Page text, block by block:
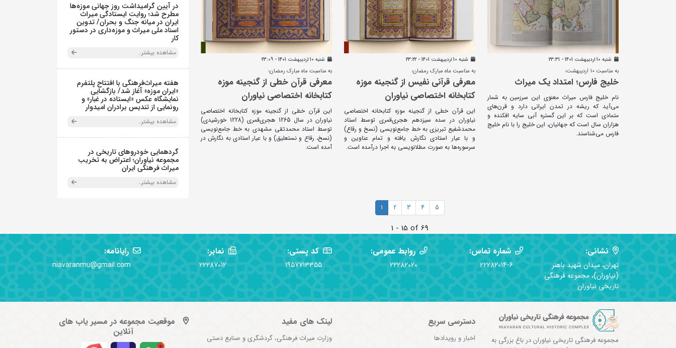
شنبه 10 ارديبهشت 1401 - 23:31
به مناسبت 10 اردیبهشت؛
خلیج فارس؛ امتداد یک میراث
نام خلیج فارس میراث معنوی این سرزمین به شمار
می‌آید که ریشه در تمدن ایرانی دارد و قرن‌های
متمادی است که بر این گستره آبی سایه افکنده و
هزاران سال است که جهانیان، این خلیج را با نام خلیج
فارس می‌شناسند.
شنبه 10 ارديبهشت 1401 - 23:22
به مناسبت ماه مبارک رمضان؛
معرفی قرآنی نفیس از گنجینه موزه
کتابخانه اختصاصی نیاوران
این قرآن خطی از گنجینه موزه کتابخانه اختصاصی
نیاوران در سده سیزدهم هجری‌قمری توسط استاد
محمدشفیع تبریزی به خط جامع‌نویسی (نسخ و رقاع)
و با عیار استادی نگارش یافته و تمام عناوین و
سرسوره‌ها به صورت مطلانویسی به اجرا درآمده است.
شنبه 10 ارديبهشت 1401 - 23:09
به مناسبت ماه مبارک رمضان؛
معرفی قرآن خطی از گنجینه موزه
کتابخانه اختصاصی نیاوران
این قرآن خطی از گنجینه موزه کتابخانه اختصاصی
نیاوران در سال 1265 هجری‌قمری (1228 خورشیدی)
توسط استاد محمدتقی مشهدی به خط جامع‌نویسی
(نسخ، رقاع و نستعلیق) و با عیار استادی به نگارش در
آمده است.
1 2 3 4 5
1 - 15 of 69
در آیین گرامیداشت روز جهانی موزه‌ها
مطرح شد؛ روایت ایستادگی میراث
ایران در میانه جنگ و بحران/ تدوین
اسناد ملی میراث و موزه‌داری در دستور
کار
مشاهده بیشتر..
هفته میراث‌فرهنگی با افتتاح پلتفرم
«ایران موزه» آغاز شد/ بازگشایی
نمایشگاه عکس «ایستاده در غبار» و
رونمایی از تندیس برادران امیدوار
مشاهده بیشتر..
گردهمایی خودروهای تاریخی در
مجموعه نیاوران؛ اعتراض به تخریب
میراث فرهنگی ایران
مشاهده بیشتر..
نشانی:
تهران، میدان شهید باهنر
(نیاوران)، مجموعه فرهنگی
تاریخی نیاوران
شماره تماس:
22282014-6
روابط عمومی:
22282020
کد پستی:
1957713355
نمابر:
22287012
رایانامه:
niavaranmu@gmail.com
مجموعه فرهنگی تاریخی نیاوران در باغ بزرگی به
دسترسی سریع
اخبار و رویدادها
لینک های مفید
وزارت میراث فرهنگی، گردشگری و صنایع دستی
موقعیت مجموعه در مسیر یاب های
آنلاین